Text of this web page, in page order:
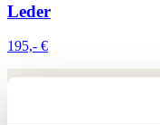
Leder
195,- €